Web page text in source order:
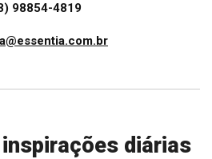
98854-4819
diárias